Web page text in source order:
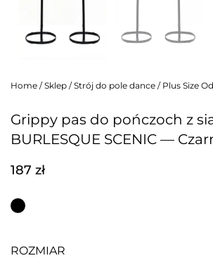
Home / Sklep / Strój do pole dance / Plus Size
Grippy pas do pończoch z
BURLESQUE SCENIC —
187 zł
ROZMIAR